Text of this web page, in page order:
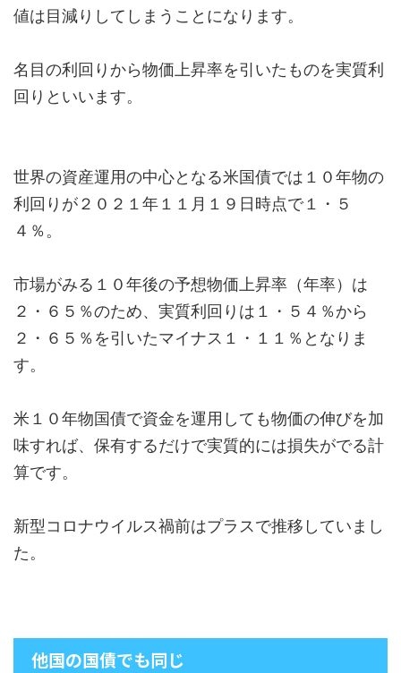
値は目減りしてしまうことになります。
名目の利回りから物価上昇率を引いたものを実質利
回りといいます。
世界の資産運用の中心となる米国債では１０年物の
利回りが２０２１年１１月１９日時点で１・５
４％。
市場がみる１０年後の予想物価上昇率（年率）は
２・６５％のため、実質利回りは１・５４％から
２・６５％を引いたマイナス１・１１％となりま
す。
米１０年物国債で資金を運用しても物価の伸びを加
味すれば、保有するだけで実質的には損失がでる計
算です。
新型コロナウイルス禍前はプラスで推移していまし
た。
他国の国債でも同じ